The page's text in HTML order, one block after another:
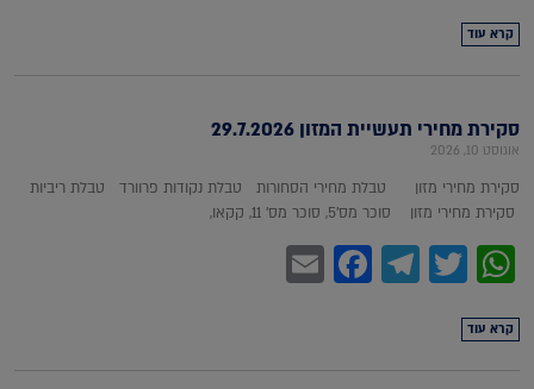
קרא עוד
סקירת מחירי תעשיית המזון 29.7.2026
אוגוסט 10, 2026
סקירת מחירי מזון טבלת מחירי הסחורות טבלת נקודות פרוורד טבלת ריביות
סקירת מחירי מזון סוכר מס'5, סוכר מס' 11, קקאו,
WhatsApp
Twitter
Telegram
Facebook
קרא עוד